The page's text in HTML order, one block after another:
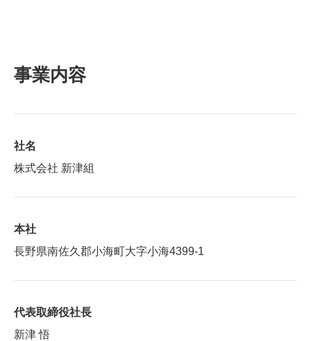
事業内容
社名
株式会社 新津組
本社
長野県南佐久郡小海町大字小海4399-1
代表取締役社長
新津 悟